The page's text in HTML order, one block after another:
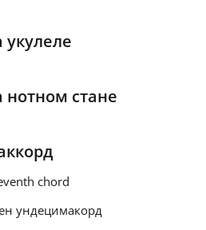
укулеле
нотном стане
chord
ундецимакорд